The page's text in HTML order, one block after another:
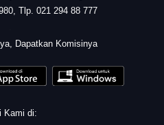
Tlp. 021 294 88 777
Dapatkan Komisinya
Kami di: